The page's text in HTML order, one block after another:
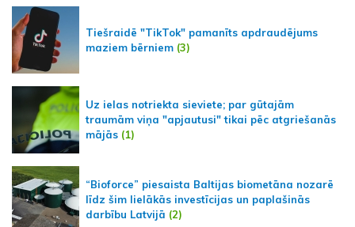
Tiešraidē "TikTok" pamanīts apdraudējums
maziem bērniem (3)
Uz ielas notriekta sieviete; par gūtajām
traumām viņa "apjautusi" tikai pēc atgriešanās
mājās (1)
“Bioforce” piesaista Baltijas biometāna nozarē
līdz šim lielākās investīcijas un paplašinās
darbību Latvijā (2)